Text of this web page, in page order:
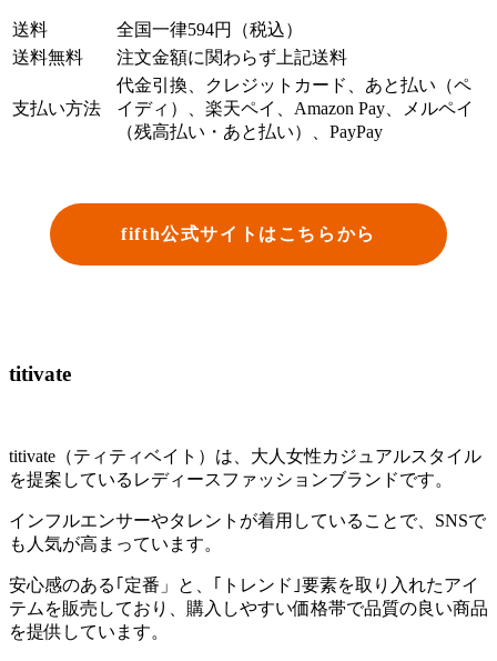
送料
全国一律594円（税込）
送料無料
注文金額に関わらず上記送料
支払い方法
代金引換、クレジットカード、あと払い（ペ
イディ）、楽天ペイ、Amazon Pay、メルペイ
（残高払い・あと払い）、PayPay
fifth公式サイトはこちらから
titivate
titivate（ティティベイト）は、大人女性カジュアルスタイル
を提案しているレディースファッションブランドです。
インフルエンサーやタレントが着用していることで、SNSで
も人気が高まっています。
安心感のある｢定番」と、｢トレンド｣要素を取り入れたアイ
テムを販売しており、購入しやすい価格帯で品質の良い商品
を提供しています。